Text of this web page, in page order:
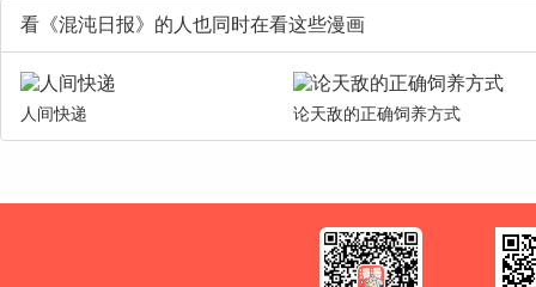
看《混沌日报》的人也同时在看这些漫画
人间快递 论天敌的正确饲养方式